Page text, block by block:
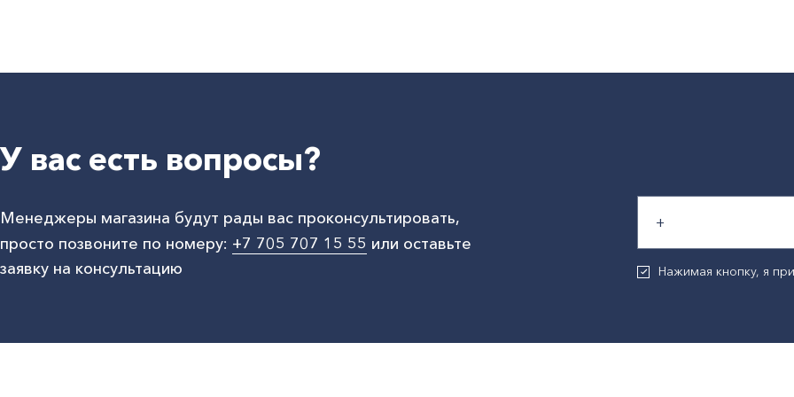
У вас есть вопросы?
Менеджеры магазина будут рады вас проконсультировать,
просто позвоните по номеру: +7 705 707 15 55 или оставьте
заявку на консультацию
Нажимая кнопку, я